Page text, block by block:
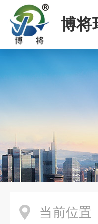
博将
司
当前位置